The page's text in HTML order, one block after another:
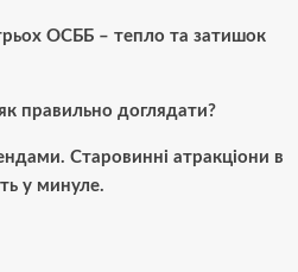
ОСББ – тепло та затишок
правильно доглядати?
Старовинні атракціони в
у минуле.